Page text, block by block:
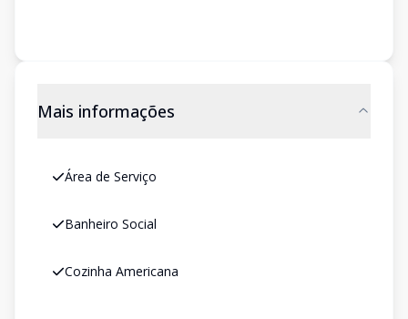
Mais informações
Área de Serviço
Banheiro Social
Cozinha Americana